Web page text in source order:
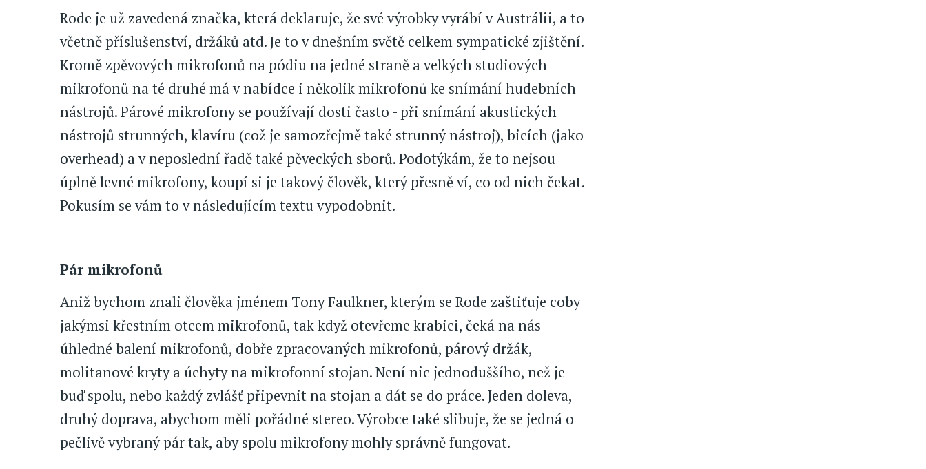
Rode je už zavedená značka, která deklaruje, že své výrobky vyrábí v Austrálii, a to
včetně příslušenství, držáků atd. Je to v dnešním světě celkem sympatické zjištění.
Kromě zpěvových mikrofonů na pódiu na jedné straně a velkých studiových
mikrofonů na té druhé má v nabídce i několik mikrofonů ke snímání hudebních
nástrojů. Párové mikrofony se používají dosti často - při snímání akustických
nástrojů strunných, klavíru (což je samozřejmě také strunný nástroj), bicích (jako
overhead) a v neposlední řadě také pěveckých sborů. Podotýkám, že to nejsou
úplně levné mikrofony, koupí si je takový člověk, který přesně ví, co od nich čekat.
Pokusím se vám to v následujícím textu vypodobnit.
Pár mikrofonů
Aniž bychom znali člověka jménem Tony Faulkner, kterým se Rode zaštiťuje coby
jakýmsi křestním otcem mikrofonů, tak když otevřeme krabici, čeká na nás
úhledné balení mikrofonů, dobře zpracovaných mikrofonů, párový držák,
molitanové kryty a úchyty na mikrofonní stojan. Není nic jednoduššího, než je
buď spolu, nebo každý zvlášť připevnit na stojan a dát se do práce. Jeden doleva,
druhý doprava, abychom měli pořádné stereo. Výrobce také slibuje, že se jedná o
pečlivě vybraný pár tak, aby spolu mikrofony mohly správně fungovat.